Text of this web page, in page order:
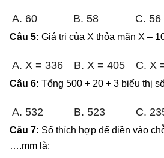
A. 60 B. 58 C. 56
Câu 5: Giá trị của X thỏa mãn X –
A. X = 336 B. X = 405 C. X
Câu 6: Tổng 500 + 20 + 3 biểu thị
A. 532 B. 523 C.
Câu 7: Số thích hợp để điền vào
….mm là: